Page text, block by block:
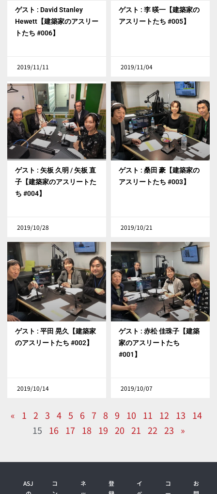
ゲスト : David Stanley
Hewett【建築家のアスリー
トたち #006】
2019/11/11
ゲスト : 李 暎一【建築家の
アスリートたち #005】
2019/11/04
ゲスト : 矢板 久明 / 矢板 直
子【建築家のアスリートた
ち #004】
2019/10/28
ゲスト : 桑田 豪【建築家の
アスリートたち #003】
2019/10/21
ゲスト : 平田 晃久【建築家
のアスリートたち #002】
2019/10/14
ゲスト : 赤松 佳珠子【建築
家のアスリートたち
#001】
2019/10/07
« 1 2 3 4 5 6 7 8 9 10 11 12 13
14
15
16 17 18 19 20 21 22 23 »
ASJ
コ
ネ
登
イ
コ
お